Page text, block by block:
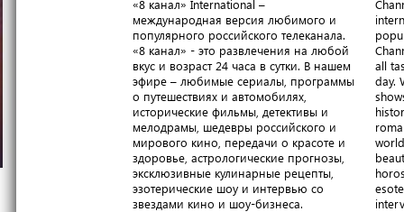
«8 канал» International –
международная версия любимого и
популярного российского телеканала.
«8 канал» - это развлечения на любой
вкус и возраст 24 часа в сутки. В нашем
эфире – любимые сериалы, программы
о путешествиях и автомобилях,
исторические фильмы, детективы и
мелодрамы, шедевры российского и
мирового кино, передачи о красоте и
здоровье, астрологические прогнозы,
эксклюзивные кулинарные рецепты,
эзотерические шоу и интервью со
звездами кино и шоу-бизнеса.
all
day.